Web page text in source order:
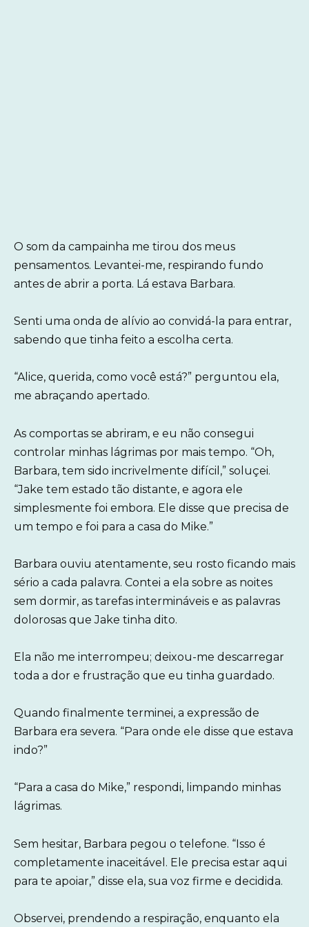
O som da campainha me tirou dos meus
pensamentos. Levantei-me, respirando fundo
antes de abrir a porta. Lá estava Barbara.
Senti uma onda de alívio ao convidá-la para entrar,
sabendo que tinha feito a escolha certa.
“Alice, querida, como você está?” perguntou ela,
me abraçando apertado.
As comportas se abriram, e eu não consegui
controlar minhas lágrimas por mais tempo. “Oh,
Barbara, tem sido incrivelmente difícil,” soluçei.
“Jake tem estado tão distante, e agora ele
simplesmente foi embora. Ele disse que precisa de
um tempo e foi para a casa do Mike.”
Barbara ouviu atentamente, seu rosto ficando mais
sério a cada palavra. Contei a ela sobre as noites
sem dormir, as tarefas intermináveis e as palavras
dolorosas que Jake tinha dito.
Ela não me interrompeu; deixou-me descarregar
toda a dor e frustração que eu tinha guardado.
Quando finalmente terminei, a expressão de
Barbara era severa. “Para onde ele disse que estava
indo?”
“Para a casa do Mike,” respondi, limpando minhas
lágrimas.
Sem hesitar, Barbara pegou o telefone. “Isso é
completamente inaceitável. Ele precisa estar aqui
para te apoiar,” disse ela, sua voz firme e decidida.
Observei, prendendo a respiração, enquanto ela